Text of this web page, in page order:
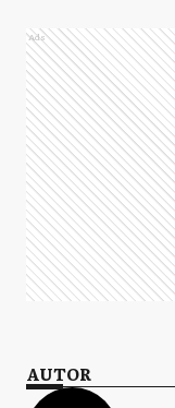
Ads
AUTOR